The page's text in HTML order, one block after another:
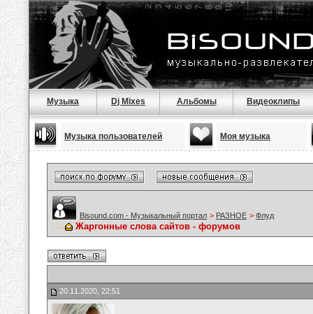
Музыка Dj Mixes Альбомы Видеоклипы
Музыка пользователей Моя музыка
Bisound.com - Музыкальный портал > РАЗНОЕ > Флуд
Жаргонные слова сайтов - форумов
20.11.2020, 22:51